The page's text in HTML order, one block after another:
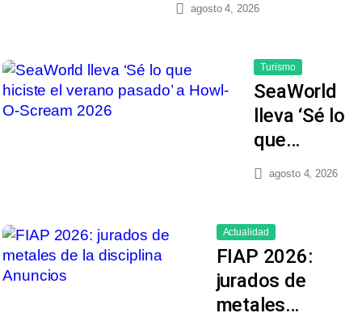
agosto 4, 2026
Turismo
SeaWorld
lleva ‘Sé lo
que…
agosto 4, 2026
Actualidad
FIAP 2026:
jurados de
metales…